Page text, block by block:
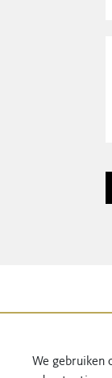
We gebruiken